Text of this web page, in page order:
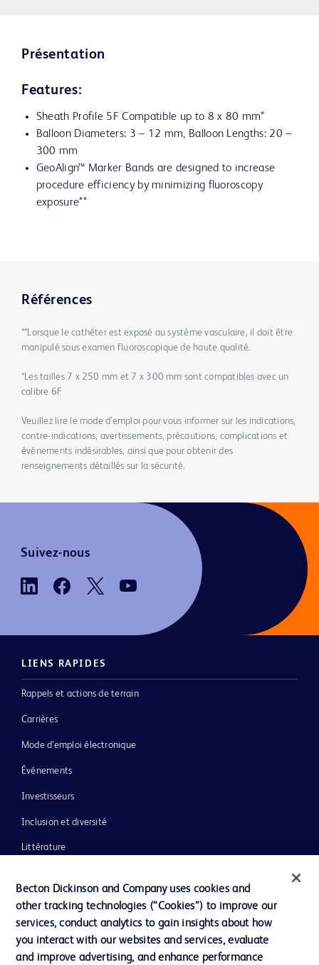
Présentation
Features:
Sheath Profile 5F Compatible up to 8 x 80 mm*
Balloon Diameters: 3 – 12 mm, Balloon Lengths: 20 –
300 mm
GeoAlign™ Marker Bands are designed to increase
procedure efficiency by minimizing fluoroscopy
exposure**
Références
**Lorsque le cathéter est exposé au système vasculaire, il doit être
manipulé sous examen fluoroscopique de haute qualité.
*Les tailles 7 x 250 mm et 7 x 300 mm sont compatibles avec un
calibre 6F
Veuillez lire le mode d’emploi pour vous informer sur les indications,
contre-indications, avertissements, précautions, complications et
événements indésirables, ainsi que pour obtenir des
renseignements détaillés sur la sécurité.
Suivez-nous
LIENS RAPIDES
Rappels et actions de terrain
Carrières
Mode d’emploi électronique
Événements
Investisseurs
Inclusion et diversité
Littérature
Notre entreprise
Éthique et conformité
Assistance
Becton Dickinson and Company uses cookies and
other tracking technologies (“Cookies”) to improve our
services, conduct analytics to gain insights about how
you interact with our websites and services, evaluate
and improve advertising, and enhance performance